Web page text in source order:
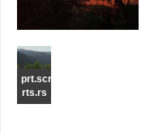
prt.scr
rts.rs